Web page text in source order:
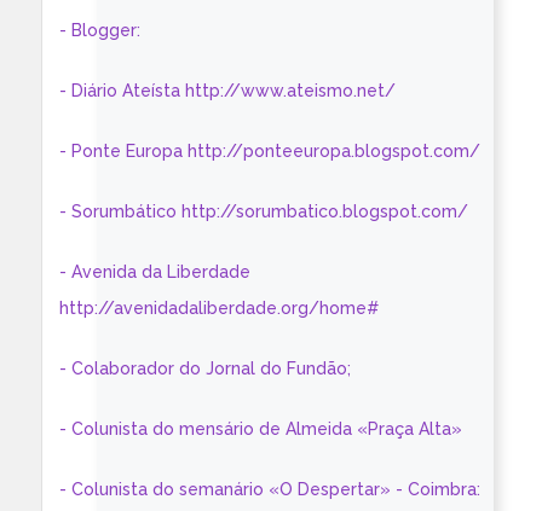
- Blogger:
- Diário Ateísta http://www.ateismo.net/
- Ponte Europa http://ponteeuropa.blogspot.com/
- Sorumbático http://sorumbatico.blogspot.com/
- Avenida da Liberdade
http://avenidadaliberdade.org/home#
- Colaborador do Jornal do Fundão;
- Colunista do mensário de Almeida «Praça Alta»
- Colunista do semanário «O Despertar» - Coimbra: